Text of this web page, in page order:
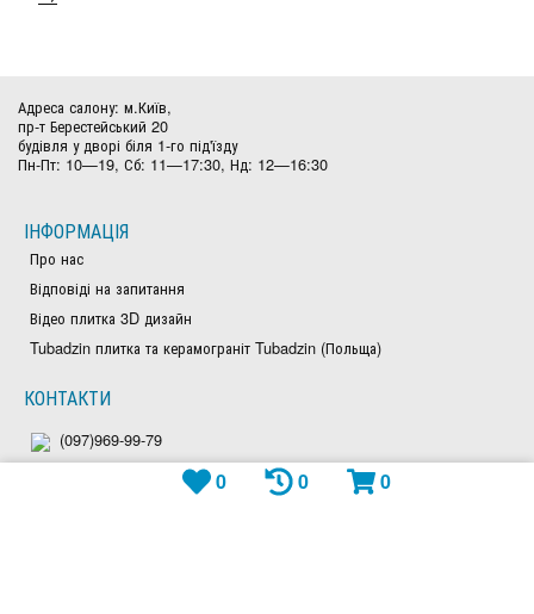
Адреса салону: м.Київ,
пр-т Берестейський 20
будівля у дворі біля 1-го під'їзду
Пн-Пт: 10—19, Сб: 11—17:30, Нд: 12—16:30
ІНФОРМАЦІЯ
Про нас
Відповіді на запитання
Відео плитка 3D дизайн
Tubadzin плитка та керамограніт Tubadzin (Польща)
КОНТАКТИ
(097)969-99-79
0 0 0